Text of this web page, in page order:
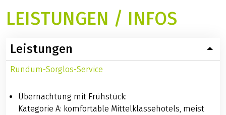
LEISTUNGEN / INFOS
Leistungen
Rundum-Sorglos-Service
Übernachtung mit Frühstück:
Kategorie A: komfortable Mittelklassehotels, meist